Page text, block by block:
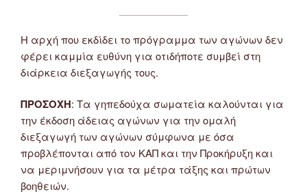
Η αρχή που εκδίδει το πρόγραμμα των αγώνων δεν
φέρει καμμία ευθύνη για οτιδήποτε συμβεί στη
διάρκεια διεξαγωγής τους.
ΠΡΟΣΟΧΗ: Τα γηπεδούχα σωματεία καλούνται για
την έκδοση άδειας αγώνων για την ομαλή
διεξαγωγή των αγώνων σύμφωνα με όσα
προβλέπονται από τον ΚΑΠ και την Προκήρυξη και
να μεριμνήσουν για τα μέτρα τάξης και πρώτων
βοηθειών.